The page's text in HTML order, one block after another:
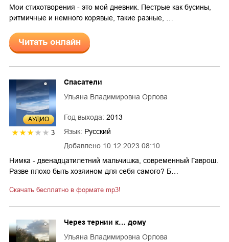
Мои стихотворения - это мой дневник. Пестрые как бусины,
ритмичные и немного корявые, такие разные, …
Читать онлайн
AУДИО
3
Добавлено 10.12.2023 08:10
Спасатели
Ульяна Владимировна Орлова
Год выхода: 2013
Язык: Русский
Нимка - двенадцатилетний мальчишка, современный Гаврош.
Разве плохо быть хозяином для себя самого? Б…
Скачать бесплатно в формате mp3!
Через тернии к… дому
Ульяна Владимировна Орлова